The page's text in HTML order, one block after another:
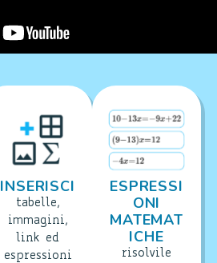
INSERISCI
tabelle,
immagini,
link ed
espressioni
ESPRESSI
ONI
MATEMAT
ICHE
risolvile